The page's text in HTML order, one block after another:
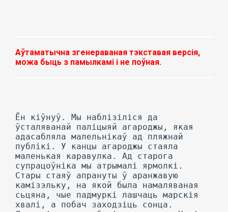
Аўтаматычна згенераваная тэкставая версія,
можа быць з памылкамі і не поўная.
Ён кіўнуў. Мы наблізіліся да
ўсталяванай паліцыяй агароджы, якая
адасабляла малельнікаў ад пляжнай
публікі. У канцы агароджы стаяла
маленькая каравулка. Ад старога
супрацоўніка мы атрымалі ярмолкі.
Стары стаяў апрануты ў аранжавую
камізэльку, на якой была намаляваная
сьцяна, чые падмуркі лашчаць марскія
хвалі, а побач заходзіць сонца.